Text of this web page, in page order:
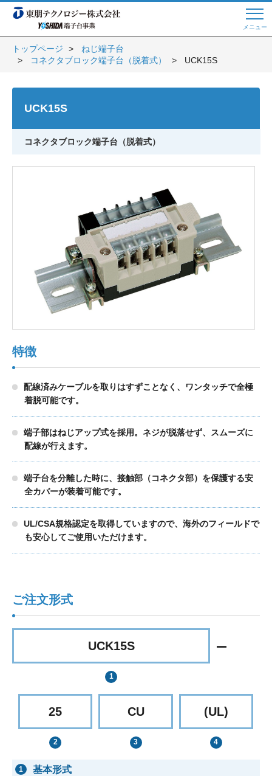
メニュー
Web商談 ご希望の方はこちら
トップページへ
よくある質問
会員登録
製品検索
品質への取り組み
個人情報保護方針
トップページ
ねじ端子台
コネクタブロック端子台（脱着式）
UCK15S
UCK15S
コネクタブロック端子台（脱着式）
特徴
配線済みケーブルを取りはすずことなく、ワンタッチで全極
着脱可能です。
端子部はねじアップ式を採用。ネジが脱落せず、スムーズに
配線が行えます。
端子台を分離した時に、接触部（コネクタ部）を保護する安
全カバーが装着可能です。
UL/CSA規格認定を取得していますので、海外のフィールドで
も安心してご使用いただけます。
ご注文形式
UCK15S
25 CU (UL)
1 基本形式